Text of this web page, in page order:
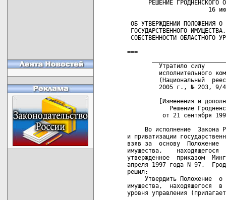
РЕШЕНИЕ ГРОДНЕНСКОГО ОБЛАСТНОГО ИСПОЛНИТЕЛЬНОГО КОМИТЕТА
                       16 июня 1997 г. N 221

 ОБ УТВЕРЖДЕНИИ ПОЛОЖЕНИЯ О ВЫКУПЕ АРЕНДОВАННОГО
 ГОСУДАРСТВЕННОГО ИМУЩЕСТВА, НАХОДЯЩЕГОСЯ В КОММУНАЛЬНОЙ
 СОБСТВЕННОСТИ ОБЛАСТНОГО УРОВНЯ УПРАВЛЕНИЯ

===
       _______________________________________________ _______ ___ _
         Утратило силу      решением     Гродненского     областного
         исполнительного комитета  от  27  октября  2005  г.  №  614
         (Национальный  реестр  правовых  актов Республики Беларусь,
         2005 г., № 203, 9/4696)   

         [Изменения и дополнения:
            Решение Гродненского областного исполнительного комитета
          от 21 сентября 1998 г. N 417.]

     Во исполнение  Закона Республики Беларусь "О разгосударствлении
и приватизации государственной собственности в Республике Беларусь",
взяв за  основу  Положение  о  выкупе арендованного государственного
имущества,    находящегося    в    республиканской    собственности,
утвержденное  приказом  Мингосимущества  Республики  Беларусь  от 24
апреля 1997 года N 97,  Гродненский областной исполнительный комитет
решил:
     Утвердить Положение  о  выкупе  арендованного  государственного
имущества,  находящегося  в  коммунальной  собственности  областного
уровня управления (прилагается).

     2. Рекомендовать гор(рай)исполкомам при разработке  документов,
регламентирующих   порядок   выкупа  арендованного  государственного
имущества,  находящегося в коммунальной собственности,  использовать
настоящее Положение.

 Председатель                                              А.И.ДУБКО

 Управляющий делами                                     Р.К.СИДОРЧИК

                                                УТВЕРЖДЕНО
                                                Решение Гродненского
                                                облисполкома
                                                16.06.1997 N 221

                             ПОЛОЖЕНИЕ
  о выкупе арендованного государственного имущества, находящегося
     в коммунальной собственности областного уровня управления

                         1. ОБЩИЕ ПОЛОЖЕНИЯ

     1.1. Настоящее Положение разработано  в соответствии с Законами
Республики    Беларусь   "О    разгосударствлении   и   приватизации
государственной  собственности  в  Республике  Беларусь"  (Ведамасцi
Вярхоўнага Савета Рэспублiкi Беларусь, 1993 г., N 7, ст.41; 1995 г.,
N 19,  ст.234;  1996  г.,  N  23,  ст.417),  "Об  аренде" (Ведамасцi
Вярхоўнага Савета Беларускай ССР, 1991 г., N 1; Beдамасцi Вярхоўнага
Савета Рэспублiкi  Беларусь, 1992 г., N  19, ст.302; 1993 г.,  N 26,
ст.325;  1994 г.,  N 6,  ст.72;  1995  г., N  33, ст.431),  Декретом
Президента  Республики  Беларусь  от  20   марта  1998  г.  N  3  "О
разгосударствлении  и приватизации  государственной собственности  в
Республике      Беларусь"     и      Государственной     программой
разгосударствления  и  приватизации   (Ведамасцi  Вярхоўнага  Савета
Рэспублiкi Беларусь, 1993 г., N 26, ст.329; 1996 г., N 23, ст.417).
       _______________________________________________ _______ ___ _
         Пункт   1.1.   -   с   изменениями,   внесенными   решением
         Гродненского  областного  исполнительного  комитета  от  21
         сентября 1998 г. N 417

            1.1.  Настоящее Положение  разработано в  соответствии с
         Законами   Республики  Беларусь   "О  разгосударствлении  и
         приватизации  государственной  собственности  в  Республике
         Беларусь" (Ведамасцi Вярхоўнага Савета Рэспублiкi Беларусь,
         1993 г., N 7, ст.41; 1995 г.,  N 19, ст.234; 1996 г., N 23,
         ст.417),   "Об   аренде"   (Ведамасцi   Вярхоўнага   Савета
         Беларускай ССР,  1991 г., N 1;  Beдамасцi Вярхоўнага Савета
         Рэспублiкi Беларусь, 1992 г., N  19, ст.302; 1993 г., N 26,
         ст.325;  1994 г.,  N 6,  ст.72; 1995  г., N  33, ст.431)  и
         Государственной     программой     разгосударствления     и
         приватизации   (Ведамасцi   Вярхоўнага   Савета  Рэспублiкi
         Беларусь, 1993 г., N 26, ст.329; 1996 г., N 23, ст.417).
       _______________________________________________ _______ ___ _

     1.2. Настоящее  Положение  применяется в случае выкупа арендным
предприятием  имущества  государственного  предприятия,  сданного  в
аренду, и определяет порядок:
     подачи и